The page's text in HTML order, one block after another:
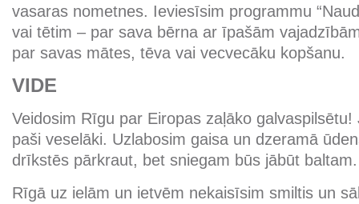
vasaras nometnes. Ieviesīsim programmu
vai tētim – par sava bērna ar īpašām
par savas mātes, tēva vai vecvecāku kopšanu.
VIDE
Veidosim Rīgu par Eiropas zaļāko
paši veselāki. Uzlabosim gaisa un dzeramā
drīkstēs pārkraut, bet sniegam būs jābūt baltam.
Rīgā uz ielām un ietvēm nekaisīsim smiltis un